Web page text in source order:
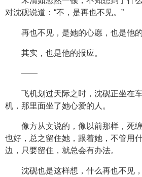
对沈砚说道：“不，是再也不见。”
再也不见，是她的心愿，也是他的
其实，也是他的报应。
——
飞机划过天际之时，沈砚正坐在
机，那里面坐了她心爱的人。
像方从文说的，像以前那样，死
也好，总之留住她，跟着她，不管用
边，只要留住，就总会有办法。
沈砚也是这样想，什么再也不见